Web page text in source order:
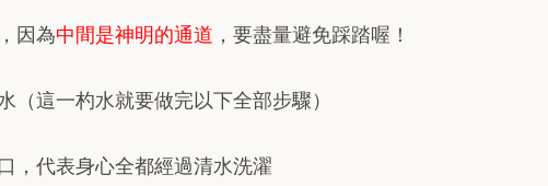
因為中間是神明的通道 ，要盡量避免踩踏喔！
（這一杓水就要做完以下全部步驟）
，代表身心全都經過清水洗濯